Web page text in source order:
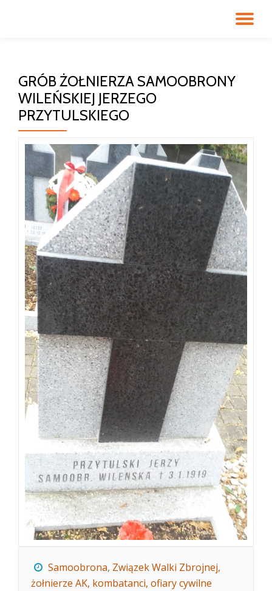
GRÓB ŻOŁNIERZA SAMOOBRONY
WILEŃSKIEJ JERZEGO
PRZYTULSKIEGO
Samoobrona, Związek Walki Zbrojnej,
żołnierze AK, kombatanci, ofiary cywilne